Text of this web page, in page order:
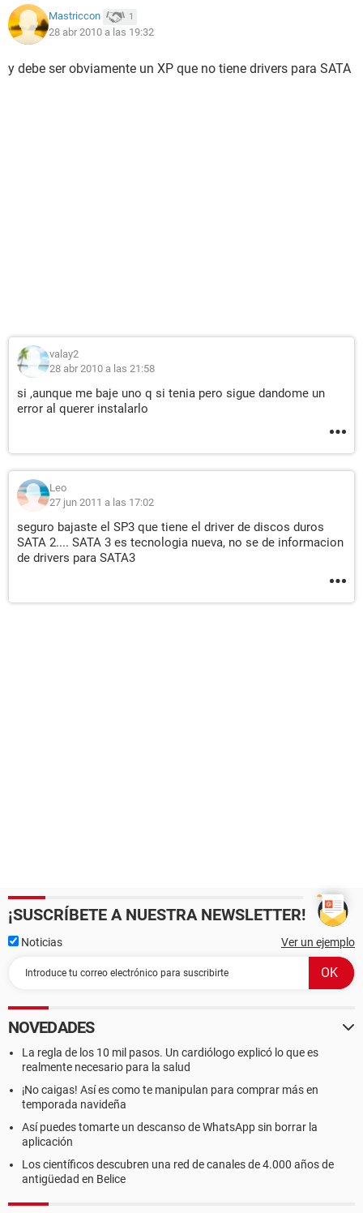
Mastriccon 1
28 abr 2010 a las 19:32
y debe ser obviamente un XP que no tiene drivers para SATA
valay2
28 abr 2010 a las 21:58
si ,aunque me baje uno q si tenia pero sigue dandome un
error al querer instalarlo
Leo
27 jun 2011 a las 17:02
seguro bajaste el SP3 que tiene el driver de discos duros
SATA 2.... SATA 3 es tecnologia nueva, no se de informacion
de drivers para SATA3
¡SUSCRÍBETE A NUESTRA NEWSLETTER!
Noticias Ver un ejemplo
NOVEDADES
La regla de los 10 mil pasos. Un cardiólogo explicó lo que es
realmente necesario para la salud
¡No caigas! Así es como te manipulan para comprar más en
temporada navideña
Así puedes tomarte un descanso de WhatsApp sin borrar la
aplicación
Los científicos descubren una red de canales de 4.000 años de
antigüedad en Belice